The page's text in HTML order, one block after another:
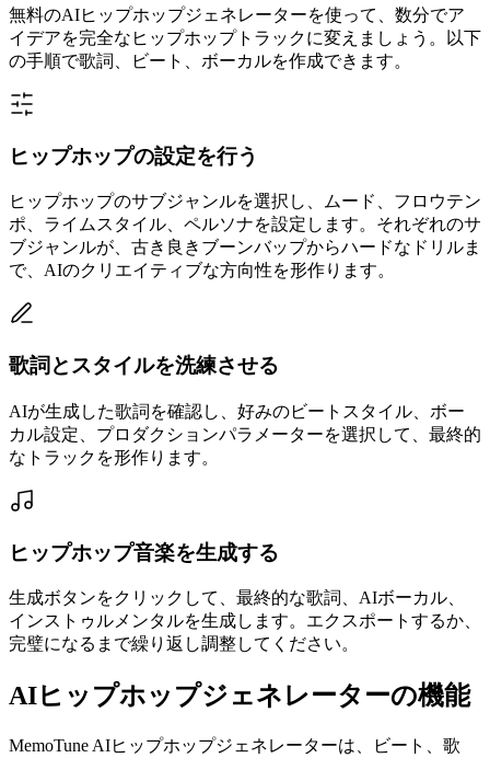
無料のAIヒップホップジェネレーターを使って、数分でア
イデアを完全なヒップホップトラックに変えましょう。以下
の手順で歌詞、ビート、ボーカルを作成できます。
ヒップホップの設定を行う
ヒップホップのサブジャンルを選択し、ムード、フロウテン
ポ、ライムスタイル、ペルソナを設定します。それぞれのサ
ブジャンルが、古き良きブーンバップからハードなドリルま
で、AIのクリエイティブな方向性を形作ります。
歌詞とスタイルを洗練させる
AIが生成した歌詞を確認し、好みのビートスタイル、ボー
カル設定、プロダクションパラメーターを選択して、最終的
なトラックを形作ります。
ヒップホップ音楽を生成する
生成ボタンをクリックして、最終的な歌詞、AIボーカル、
インストゥルメンタルを生成します。エクスポートするか、
完璧になるまで繰り返し調整してください。
AIヒップホップジェネレーターの機能
MemoTune AIヒップホップジェネレーターは、ビート、歌